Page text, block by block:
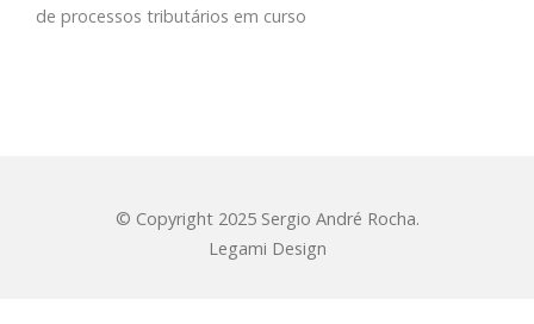
de processos tributários em curso
© Copyright 2025 Sergio André Rocha.
Legami Design